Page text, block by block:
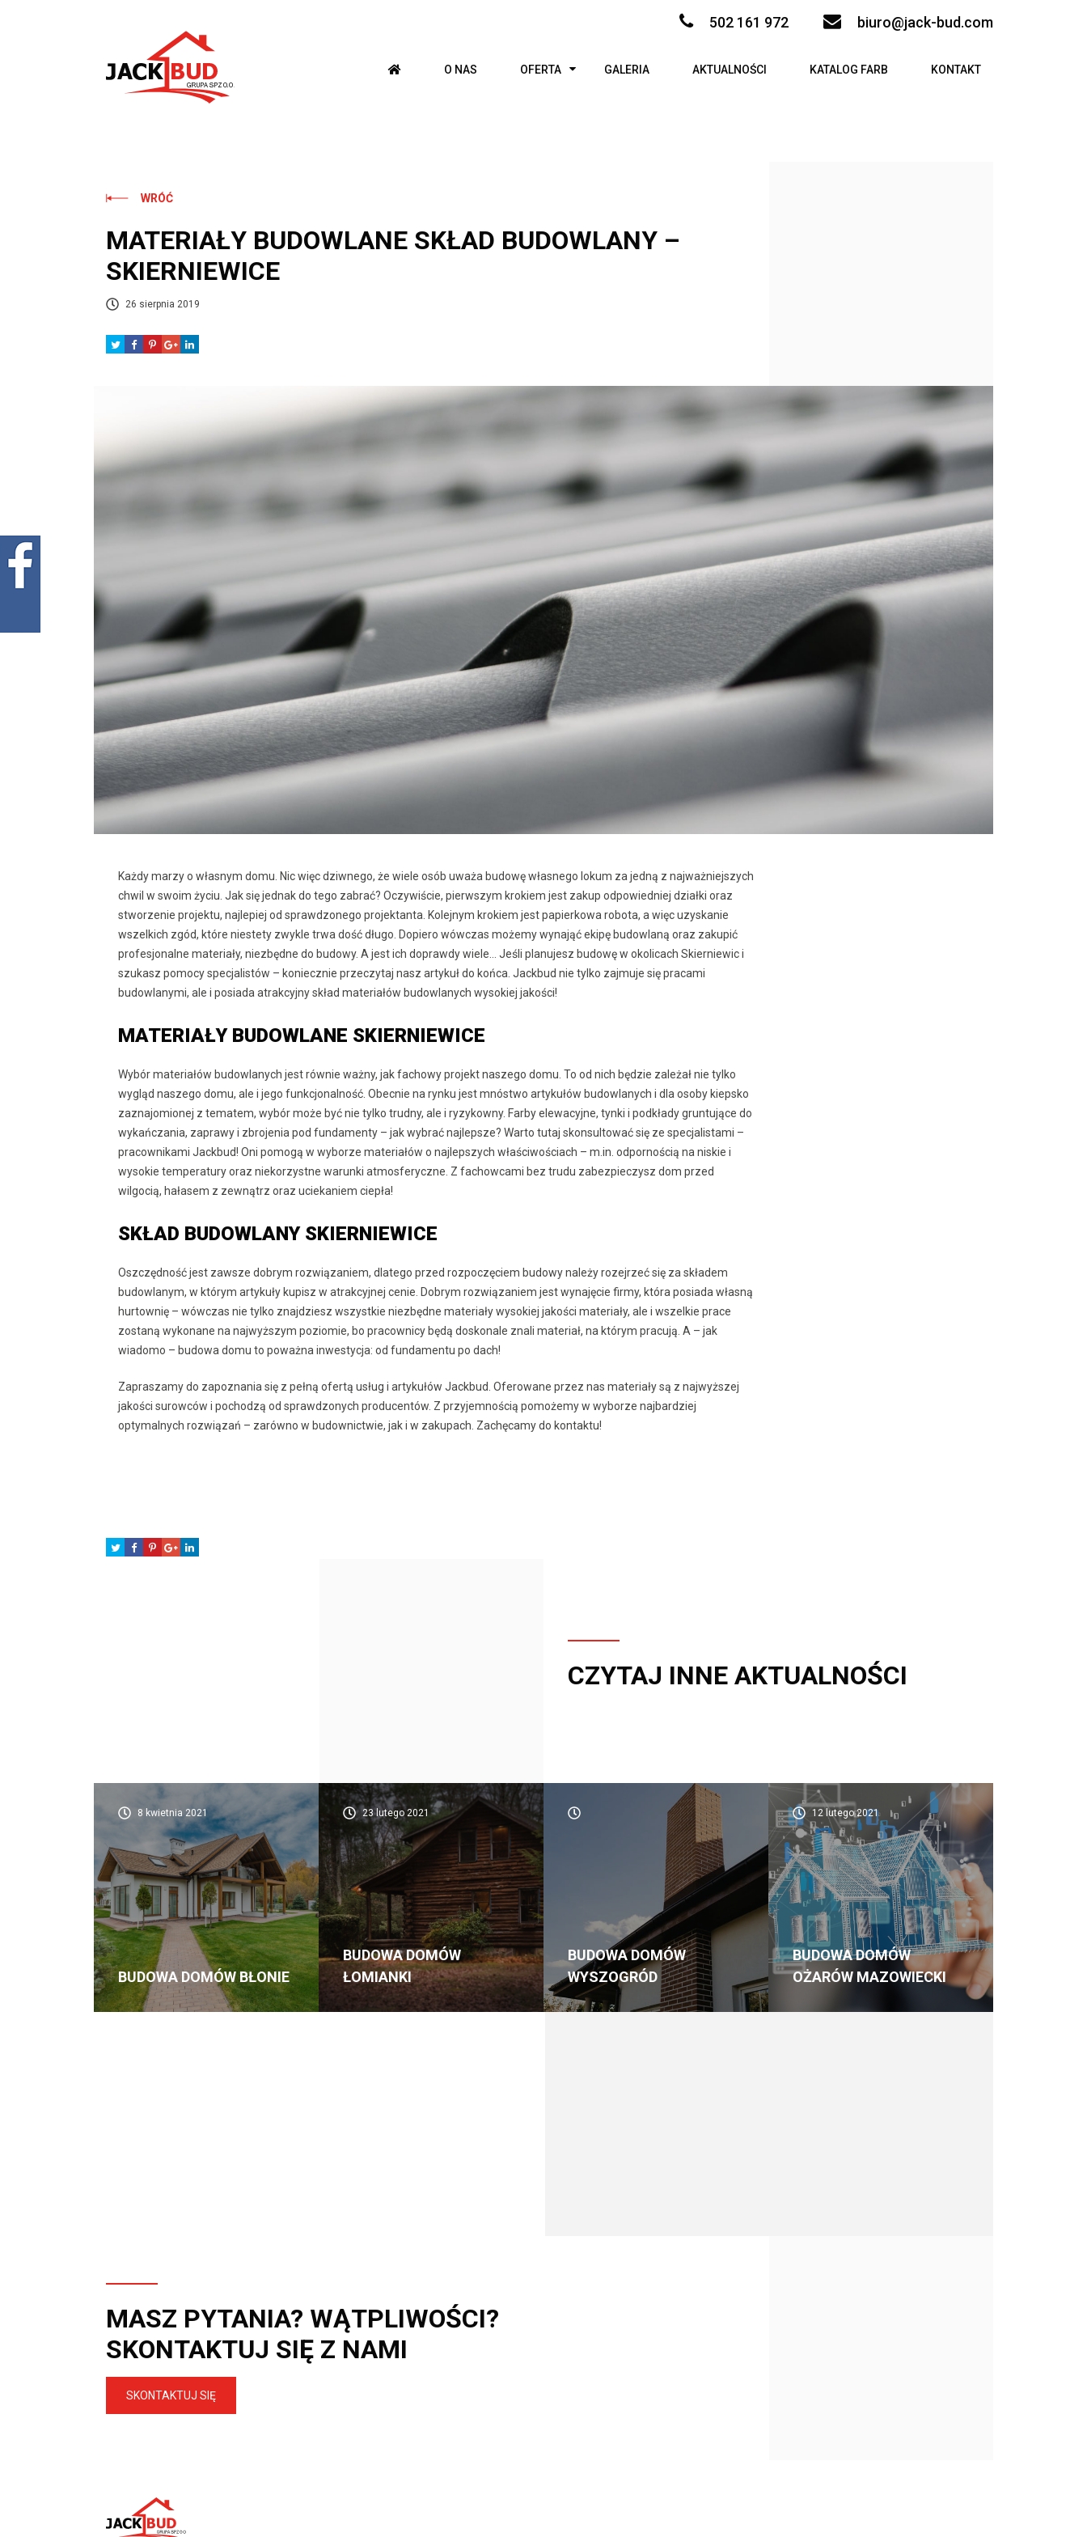
502 161 972 biuro@jack-bud.com
O NAS OFERTA GALERIA AKTUALNOŚCI KATALOG FARB KONTAKT
WRÓĆ
MATERIAŁY BUDOWLANE SKŁAD BUDOWLANY –
SKIERNIEWICE
26 sierpnia 2019
Każdy marzy o własnym domu. Nic więc dziwnego, że wiele osób uważa budowę własnego lokum za jedną z najważniejszych
chwil w swoim życiu. Jak się jednak do tego zabrać? Oczywiście, pierwszym krokiem jest zakup odpowiedniej działki oraz
stworzenie projektu, najlepiej od sprawdzonego projektanta. Kolejnym krokiem jest papierkowa robota, a więc uzyskanie
wszelkich zgód, które niestety zwykle trwa dość długo. Dopiero wówczas możemy wynająć ekipę budowlaną oraz zakupić
profesjonalne materiały, niezbędne do budowy. A jest ich doprawdy wiele… Jeśli planujesz budowę w okolicach Skierniewic i
szukasz pomocy specjalistów – koniecznie przeczytaj nasz artykuł do końca. Jackbud nie tylko zajmuje się pracami
budowlanymi, ale i posiada atrakcyjny skład materiałów budowlanych wysokiej jakości!
MATERIAŁY BUDOWLANE SKIERNIEWICE
Wybór materiałów budowlanych jest równie ważny, jak fachowy projekt naszego domu. To od nich będzie zależał nie tylko
wygląd naszego domu, ale i jego funkcjonalność. Obecnie na rynku jest mnóstwo artykułów budowlanych i dla osoby kiepsko
zaznajomionej z tematem, wybór może być nie tylko trudny, ale i ryzykowny. Farby elewacyjne, tynki i podkłady gruntujące do
wykańczania, zaprawy i zbrojenia pod fundamenty – jak wybrać najlepsze? Warto tutaj skonsultować się ze specjalistami –
pracownikami Jackbud! Oni pomogą w wyborze materiałów o najlepszych właściwościach – m.in. odpornością na niskie i
wysokie temperatury oraz niekorzystne warunki atmosferyczne. Z fachowcami bez trudu zabezpieczysz dom przed
wilgocią, hałasem z zewnątrz oraz uciekaniem ciepła!
SKŁAD BUDOWLANY SKIERNIEWICE
Oszczędność jest zawsze dobrym rozwiązaniem, dlatego przed rozpoczęciem budowy należy rozejrzeć się za składem
budowlanym, w którym artykuły kupisz w atrakcyjnej cenie. Dobrym rozwiązaniem jest wynajęcie firmy, która posiada własną
hurtownię – wówczas nie tylko znajdziesz wszystkie niezbędne materiały wysokiej jakości materiały, ale i wszelkie prace
zostaną wykonane na najwyższym poziomie, bo pracownicy będą doskonale znali materiał, na którym pracują. A – jak
wiadomo – budowa domu to poważna inwestycja: od fundamentu po dach!
Zapraszamy do zapoznania się z pełną ofertą usług i artykułów Jackbud. Oferowane przez nas materiały są z najwyższej
jakości surowców i pochodzą od sprawdzonych producentów. Z przyjemnością pomożemy w wyborze najbardziej
optymalnych rozwiązań – zarówno w budownictwie, jak i w zakupach. Zachęcamy do kontaktu!
CZYTAJ INNE AKTUALNOŚCI
8 kwietnia 2021
BUDOWA DOMÓW BŁONIE
23 lutego 2021
BUDOWA DOMÓW
ŁOMIANKI
BUDOWA DOMÓW
WYSZOGRÓD
12 lutego 2021
BUDOWA DOMÓW
OŻARÓW MAZOWIECKI
MASZ PYTANIA? WĄTPLIWOŚCI?
SKONTAKTUJ SIĘ Z NAMI
SKONTAKTUJ SIĘ